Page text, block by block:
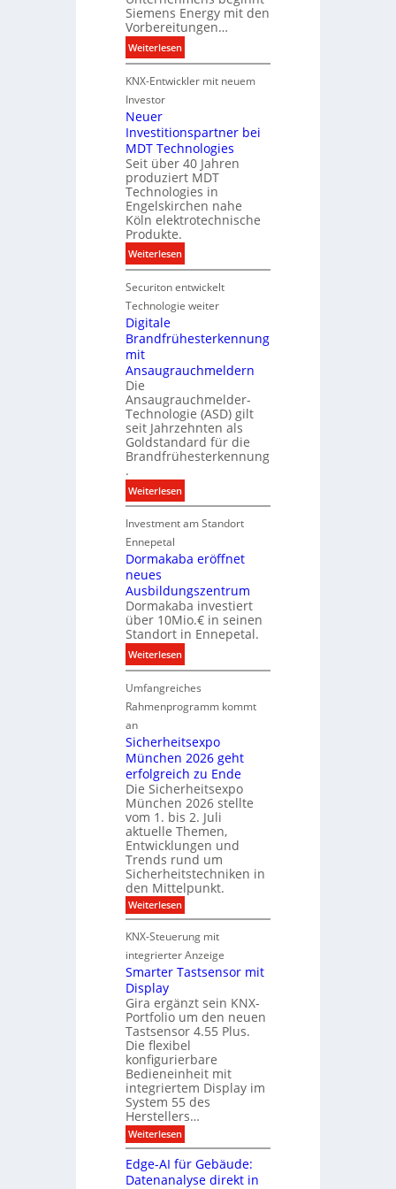
t
u
n
g
s
t
e
c
h
n
i
k
l
e
P
r
o
d
u
k
t
d
a
t
e
n
Siemens Energy mit den
Vorbereitungen…
Weiterlesen:
S
i
e
n
s
E
n
e
y
d
u
e
i
g
e
e
n
k
KNX-Entwickler mit neuem
Investor
Neuer
Investitionspartner bei
MDT Technologies
Seit über 40 Jahren
produziert MDT
Technologies in
Engelskirchen nahe
Köln elektrotechnische
Produkte.
Weiterlesen:
N
e
u
r
n
e
s
t
i
i
o
n
p
r
t
n
e
r
b
e
i
D
T
T
e
c
h
n
o
l
o
g
e
s
Securiton entwickelt
Technologie weiter
Digitale
Brandfrühesterkennung
mit
Ansaugrauchmeldern
Die
Ansaugrauchmelder-
Technologie (ASD) gilt
seit Jahrzehnten als
Goldstandard für die
Brandfrühesterkennung
.
Weiterlesen:
D
i
i
a
l
e
B
r
a
n
d
r
ü
h
e
s
t
e
r
k
e
n
u
n
g
i
t
A
n
s
a
u
g
r
a
u
Investment am Standort
Ennepetal
Dormakaba eröffnet
neues
Ausbildungszentrum
Dormakaba investiert
über 10Mio.€ in seinen
Standort in Ennepetal.
Weiterlesen:
D
o
r
a
k
a
b
a
e
r
ö
f
f
n
e
t
n
e
e
s
A
u
s
b
i
l
d
u
n
Umfangreiches
Rahmenprogramm kommt
an
Sicherheitsexpo
München 2026 geht
erfolgreich zu Ende
Die Sicherheitsexpo
München 2026 stellte
vom 1. bis 2. Juli
aktuelle Themen,
Entwicklungen und
Trends rund um
Sicherheitstechniken in
den Mittelpunkt.
Weiterlesen:
S
c
h
e
r
e
i
t
s
e
x
p
o
M
ü
n
c
h
e
n
KNX-Steuerung mit
integrierter Anzeige
Smarter Tastsensor mit
Display
Gira ergänzt sein KNX-
Portfolio um den neuen
Tastsensor 4.55 Plus.
Die flexibel
konfigurierbare
Bedieneinheit mit
integriertem Display im
System 55 des
Herstellers…
Weiterlesen:
S
m
a
r
Edge-AI für Gebäude:
Datenanalyse direkt in